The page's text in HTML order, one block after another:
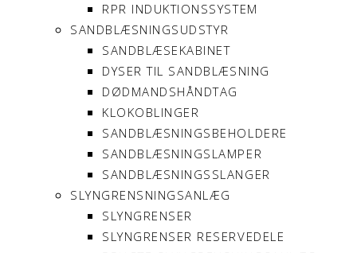
RPR INDUKTIONSSYSTEM
SANDBLÆSNINGSUDSTYR
SANDBLÆSEKABINET
DYSER TIL SANDBLÆSNING
DØDMANDSHÅNDTAG
KLOKOBLINGER
SANDBLÆSNINGSBEHOLDERE
SANDBLÆSNINGSLAMPER
SANDBLÆSNINGSSLANGER
SLYNGRENSNINGSANLÆG
SLYNGRENSER
SLYNGRENSER RESERVEDELE